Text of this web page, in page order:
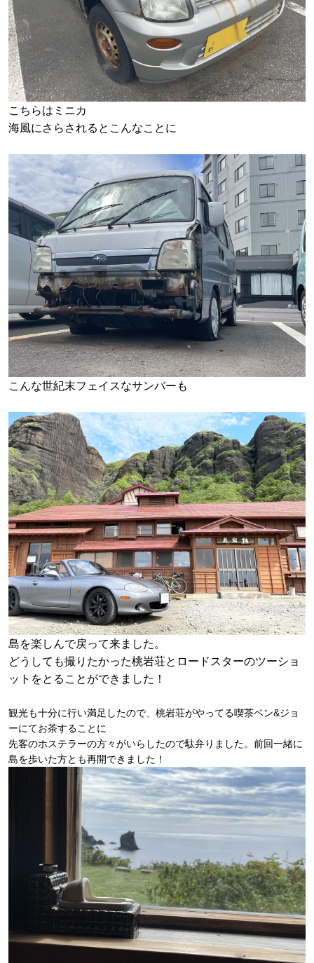
こちらはミニカ
海風にさらされるとこんなことに
こんな世紀末フェイスなサンバーも
島を楽しんで戻って来ました。
どうしても撮りたかった桃岩荘とロードスターのツーショ
ットをとることができました！
観光も十分に行い満足したので、桃岩荘がやってる喫茶ベン&ジョ
ーにてお茶することに
先客のホステラーの方々がいらしたので駄弁りました。前回一緒に
島を歩いた方とも再開できました！